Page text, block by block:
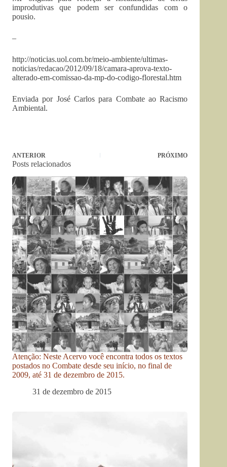
improdutivas que podem ser confundidas com o
pousio.
–
http://noticias.uol.com.br/meio-ambiente/ultimas-
noticias/redacao/2012/09/18/camara-aprova-texto-
alterado-em-comissao-da-mp-do-codigo-florestal.htm
Enviada por José Carlos para Combate ao Racismo
Ambiental.
ANTERIOR PRÓXIMO
Posts relacionados
Atenção: Neste Acervo você encontra todos os textos
postados no Combate desde seu início, no final de
2009, até 31 de dezembro de 2015.
31 de dezembro de 2015